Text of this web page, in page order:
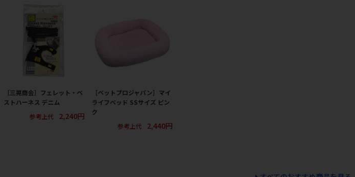
［三晃商会］フェレット・ベ
ストハーネス デニム
参考上代
2,240円
［ペットプロジャパン］マイ
ライフベッド SSサイズ ピン
ク
参考上代
2,440円